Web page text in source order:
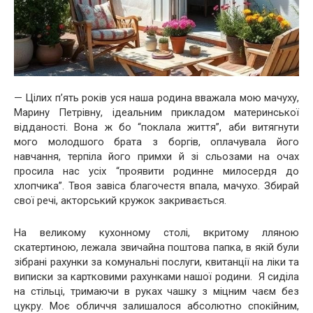
— Цілих п’ять років уся наша родина вважала мою мачуху,
Марину Петрівну, ідеальним прикладом материнської
відданості. Вона ж бо “поклала життя”, аби витягнути
мого молодшого брата з боргів, оплачувала його
навчання, терпіла його примхи й зі сльозами на очах
просила нас усіх “проявити родинне милосердя до
хлопчика”. Твоя завіса благочестя впала, мачухо. Збирай
свої речі, акторський кружок закривається.
На великому кухонному столі, вкритому лляною
скатертиною, лежала звичайна поштова папка, в якій були
зібрані рахунки за комунальні послуги, квитанції на ліки та
виписки за картковими рахунками нашої родини. Я сиділа
на стільці, тримаючи в руках чашку з міцним чаєм без
цукру. Моє обличчя залишалося абсолютно спокійним,